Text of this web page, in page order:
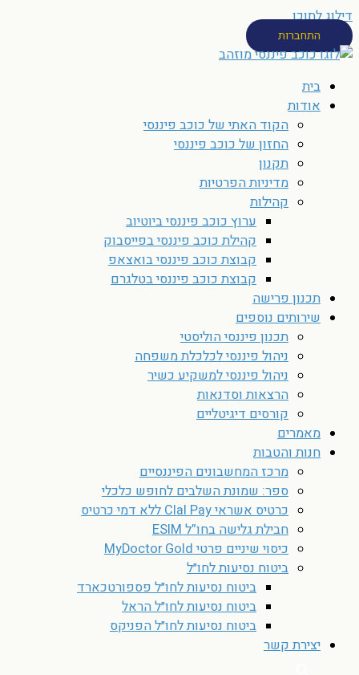
דילוג לתוכן
התחברות
בית
אודות
הקוד האתי של כוכב פיננסי
החזון של כוכב פיננסי
תקנון
מדיניות הפרטיות
קהילות
ערוץ כוכב פיננסי ביוטיוב
קהילת כוכב פיננסי בפייסבוק
קבוצת כוכב פיננסי בואצאפ
קבוצת כוכב פיננסי בטלגרם
תכנון פרישה
שירותים נוספים
תכנון פיננסי הוליסטי
ניהול פיננסי לכלכלת משפחה
ניהול פיננסי למשקיע כשיר
הרצאות וסדנאות
קורסים דיגיטליים
מאמרים
חנות והטבות
מרכז המחשבונים הפיננסיים
ספר: שמונת השלבים לחופש כלכלי
כרטיס אשראי Clal Pay ללא דמי כרטיס
חבילת גלישה בחו”ל ESIM
כיסוי שיניים פרטי MyDoctor Gold
ביטוח נסיעות לחו״ל
ביטוח נסיעות לחו״ל פספורטכארד
ביטוח נסיעות לחו״ל הראל
ביטוח נסיעות לחו״ל הפניקס
יצירת קשר